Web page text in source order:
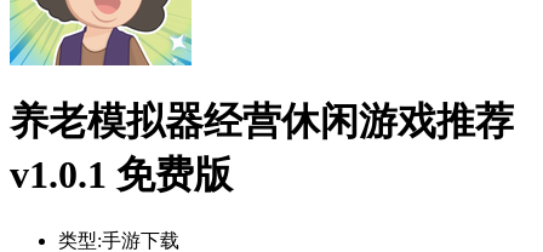
养老模拟器经营休闲游戏推荐
v1.0.1 免费版
类型:手游下载